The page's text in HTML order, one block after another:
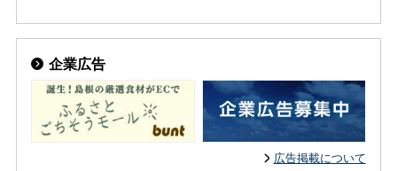
企業広告
広告掲載について